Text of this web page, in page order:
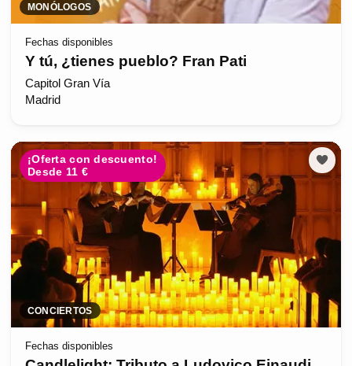
MONÓLOGOS
Fechas disponibles
Y tú, ¿tienes pueblo? Fran Pati
Capitol Gran Vía
Madrid
¡Oferta con descuento!
Desde 11 €
CONCIERTOS
Fechas disponibles